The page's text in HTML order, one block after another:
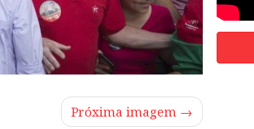
Próxima imagem →